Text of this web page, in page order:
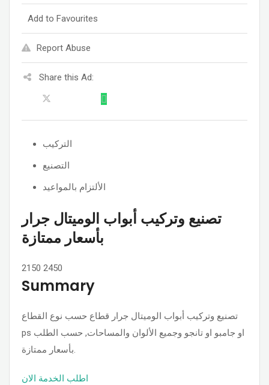
Add to Favourites
Report Abuse
Share this Ad:
التركيب
التصنيع
الألتزام بالمواعيد
تصنيع وتركيب أبواب الوميتال جرار
بأسعار ممتازة
2150 2450
Summary
تصنيع وتركيب أبواب الوميتال جرار قطاع حسب نوع القطاع
ps او جامبو او تانجو وجميع الألوان والمساحات, حسب الطلب
بأسعار ممتازة.
اطلب الخدمة الان